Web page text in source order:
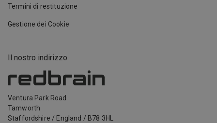
Il nostro indirizzo
Ventura Park Road
Tamworth
Staffordshire / England / B78 3HL
Termini di restituzione
Gestione dei Cookie